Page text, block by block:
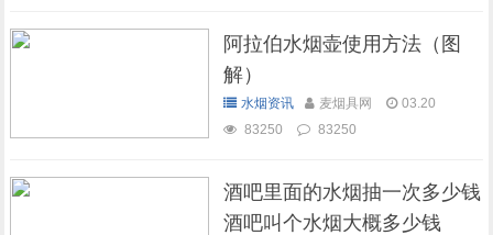
阿拉伯水烟壶使用方法（图
解）
水烟资讯 麦烟具网
03.20
83250
83250
酒吧里面的水烟抽一次多少钱
酒吧叫个水烟大概多少钱